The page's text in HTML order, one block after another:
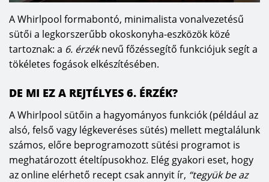
A Whirlpool formabontó, minimalista vonalvezetésű
sütői a legkorszerűbb okoskonyha-eszközök közé
tartoznak: a 6. érzéknevű főzéssegítő funkciójuk segít a
tökéletes fogások elkészítésében.
DE MI EZ A REJTÉLYES 6. ÉRZÉK?
A Whirlpool sütőin a hagyományos funkciók (például az
alsó, felső vagy légkeveréses sütés) mellett megtalálunk
számos, előre beprogramozott sütési programot is
meghatározott ételtípusokhoz. Elég gyakori eset, hogy
az online elérhető recept csak annyit ír, “tegyük be az